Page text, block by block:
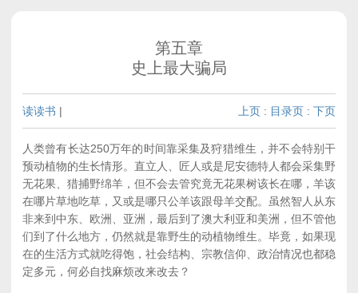
第五章
史上最大骗局
读读书 | 上页 : 目录页 : 下页
人类曾有长达250万年的时间靠采集及狩猎维生，并不会特别干
预动植物的生长情形。直立人、匠人或是尼安德特人都会采集野
无花果、猎捕野绵羊，但不会去管究竟无花果树该长在哪，羊该
在哪片草地吃草，又或是哪只公羊该跟母羊交配。虽然智人从东
非来到中东、欧洲、亚洲，最后到了澳大利亚和美洲，但不管他
们到了什么地方，仍然就是靠野生的动植物维生。毕竟，如果现
在的生活方式就吃得饱，社会结构、宗教信仰、政治情况也都稳
定多元，何必自找麻烦改来改去？